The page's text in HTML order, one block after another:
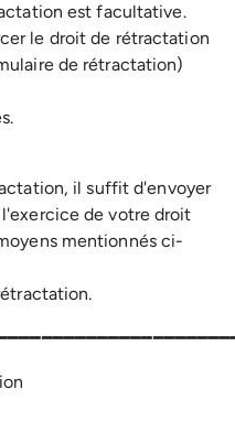
est facultative.
le droit de rétractation
de rétractation)
il suffit d'envoyer
de votre droit
mentionnés ci-